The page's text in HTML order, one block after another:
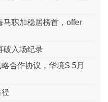
马职加稳居榜首，offer
破入场纪录
合作协议，华境S 5月